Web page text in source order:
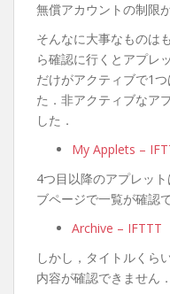
無償アカウントの制限
そんなに大事なものは
ら確認に行くとアプレ
だけがアクティブで1
た．非アクティブなア
した．
My Applets –
4つ目以降のアプレッ
ブページで一覧が確認
Archive – IFTTT
しかし，タイトルくら
内容が確認できません．